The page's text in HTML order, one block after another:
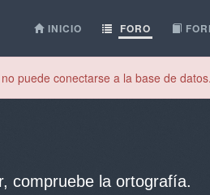
INICIO FORO
no puede conectarse a la base de
compruebe la ortografía.